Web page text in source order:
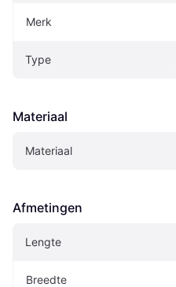
Merk
Type
Materiaal
Materiaal
Afmetingen
Lengte
Breedte